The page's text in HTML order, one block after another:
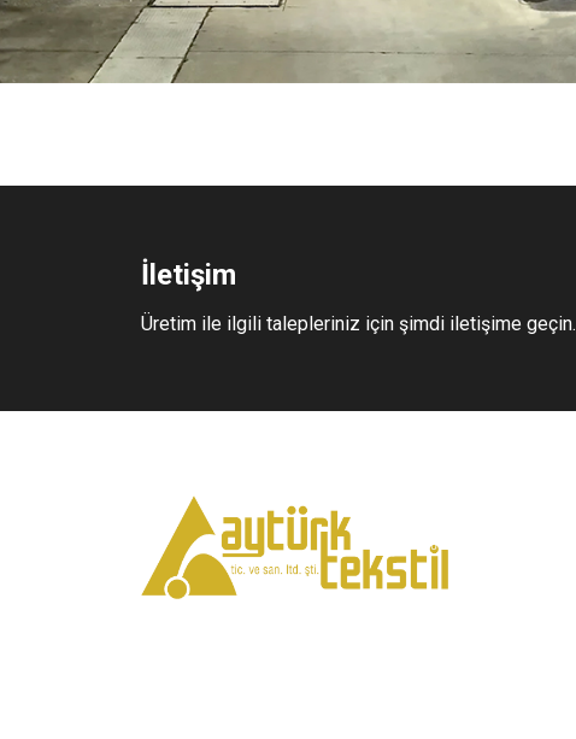
İletişim
Üretim ile ilgili talepleriniz için şimdi iletişime geçin.